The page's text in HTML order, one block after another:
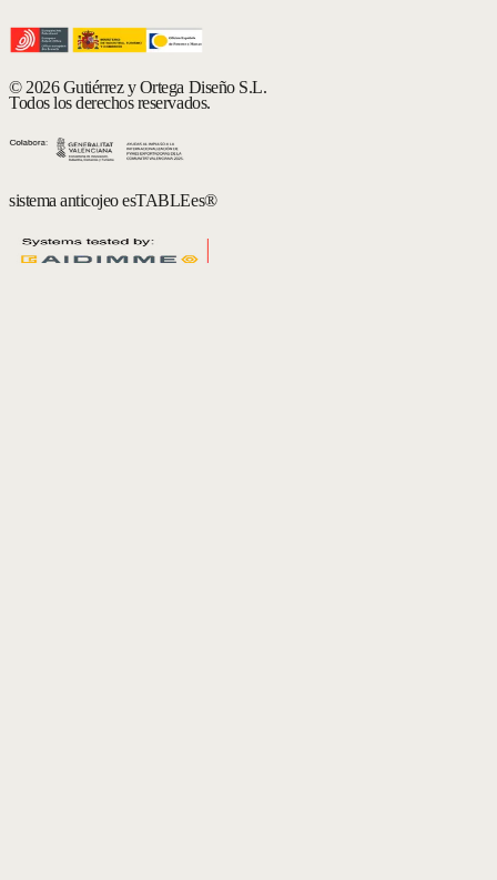
© 2026 Gutiérrez y Ortega Diseño S.L.
Todos los derechos reservados.
sistema anticojeo esTABLEes®